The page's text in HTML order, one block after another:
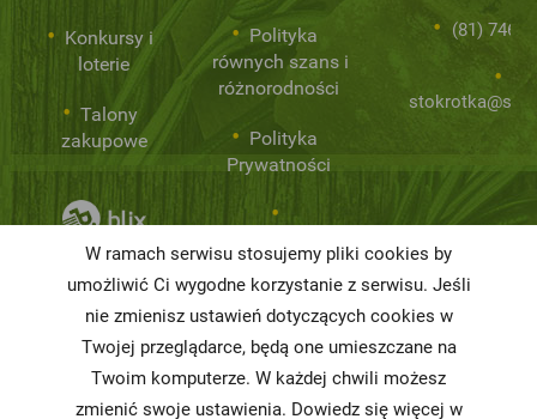
Konkursy i
loterie
Talony
zakupowe
Polityka
równych szans i
różnorodności
Polityka
Prywatności
żywności
Informacja o
realizowanej
strategii
podatkowej
(81) 746
W ramach serwisu stosujemy pliki cookies by
umożliwić Ci wygodne korzystanie z serwisu. Jeśli
nie zmienisz ustawień dotyczących cookies w
Twojej przeglądarce, będą one umieszczane na
Twoim komputerze. W każdej chwili możesz
zmienić swoje ustawienia. Dowiedz się więcej w